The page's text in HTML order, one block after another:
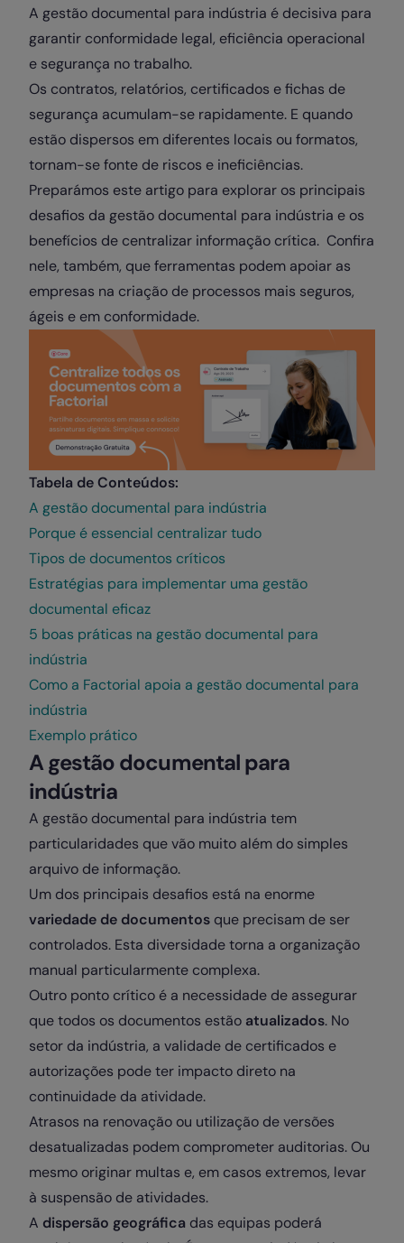
A gestão documental para indústria é decisiva para
garantir conformidade legal, eficiência operacional
e segurança no trabalho.
Os contratos, relatórios, certificados e fichas de
segurança acumulam-se rapidamente. E quando
estão dispersos em diferentes locais ou formatos,
tornam-se fonte de riscos e ineficiências.
Preparámos este artigo para explorar os principais
desafios da gestão documental para indústria e os
benefícios de centralizar informação crítica. Confira
nele, também, que ferramentas podem apoiar as
empresas na criação de processos mais seguros,
ágeis e em conformidade.
Tabela de Conteúdos:
A gestão documental para indústria
Porque é essencial centralizar tudo
Tipos de documentos críticos
Estratégias para implementar uma gestão
documental eficaz
5 boas práticas na gestão documental para
indústria
Como a Factorial apoia a gestão documental para
indústria
Exemplo prático
A gestão documental para
indústria
A gestão documental para indústria tem
particularidades que vão muito além do simples
arquivo de informação.
Um dos principais desafios está na enorme
variedade de documentos que precisam de ser
controlados. Esta diversidade torna a organização
manual particularmente complexa.
Outro ponto crítico é a necessidade de assegurar
que todos os documentos estão atualizados. No
setor da indústria, a validade de certificados e
autorizações pode ter impacto direto na
continuidade da atividade.
Atrasos na renovação ou utilização de versões
desatualizadas podem comprometer auditorias. Ou
mesmo originar multas e, em casos extremos, levar
à suspensão de atividades.
A dispersão geográfica das equipas poderá